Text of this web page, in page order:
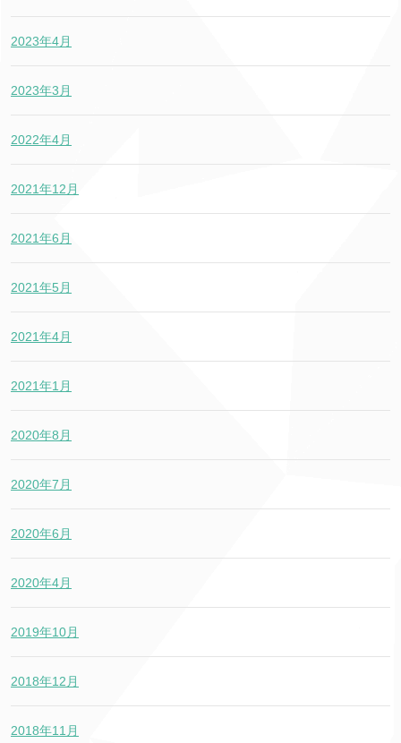
2023年4月
2023年3月
2022年4月
2021年12月
2021年6月
2021年5月
2021年4月
2021年1月
2020年8月
2020年7月
2020年6月
2020年4月
2019年10月
2018年12月
2018年11月